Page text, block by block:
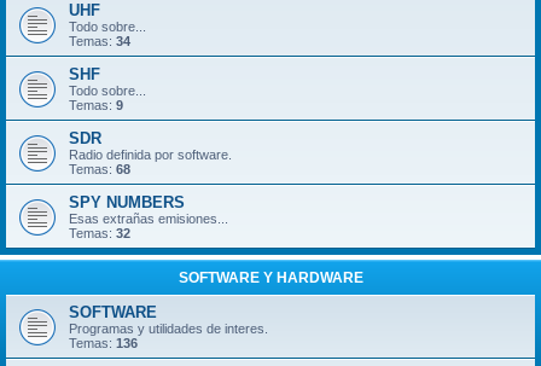
UHF
Todo sobre...
Temas: 34
SHF
Todo sobre...
Temas: 9
SDR
Radio definida por software.
Temas: 68
SPY NUMBERS
Esas extrañas emisiones...
Temas: 32
SOFTWARE Y HARDWARE
SOFTWARE
Programas y utilidades de interes.
Temas: 136